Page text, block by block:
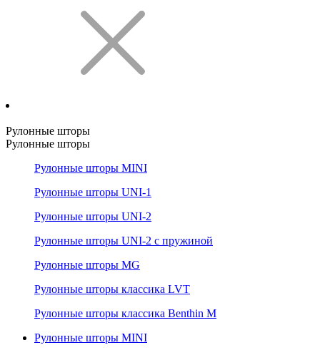
Рулонные шторы
Рулонные шторы
Рулонные шторы MINI
Рулонные шторы UNI-1
Рулонные шторы UNI-2
Рулонные шторы UNI-2 с пружиной
Рулонные шторы MG
Рулонные шторы классика LVT
Рулонные шторы классика Benthin M
Рулонные шторы MINI